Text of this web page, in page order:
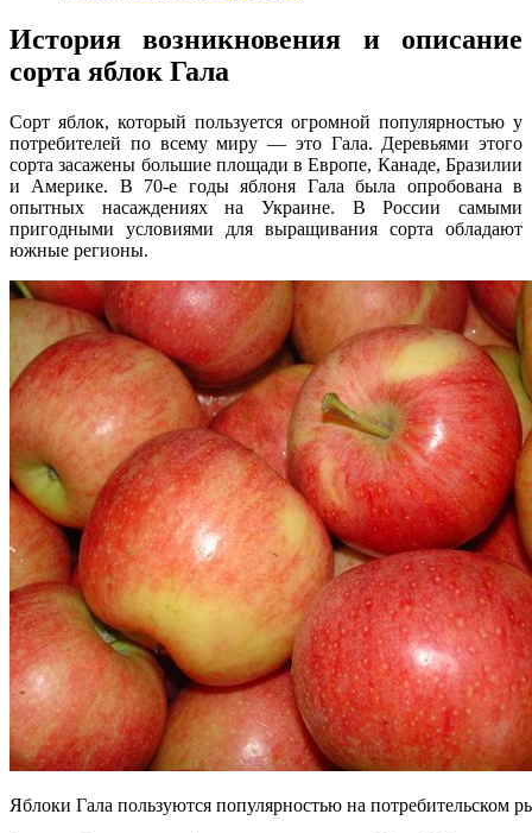
История возникновения и описание
сорта яблок Гала
Сорт яблок, который пользуется огромной популярностью у
потребителей по всему миру — это Гала. Деревьями этого
сорта засажены большие площади в Европе, Канаде, Бразилии
и Америке. В 70-е годы яблоня Гала была опробована в
опытных насаждениях на Украине. В России самыми
пригодными условиями для выращивания сорта обладают
южные регионы.
Яблоки Гала пользуются популярностью на потребительском